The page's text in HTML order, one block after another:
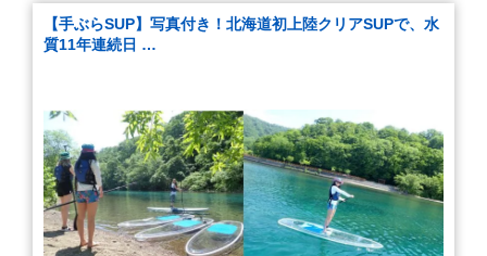
【手ぶらSUP】写真付き！北海道初上陸クリアSUPで、水
質11年連続日 …